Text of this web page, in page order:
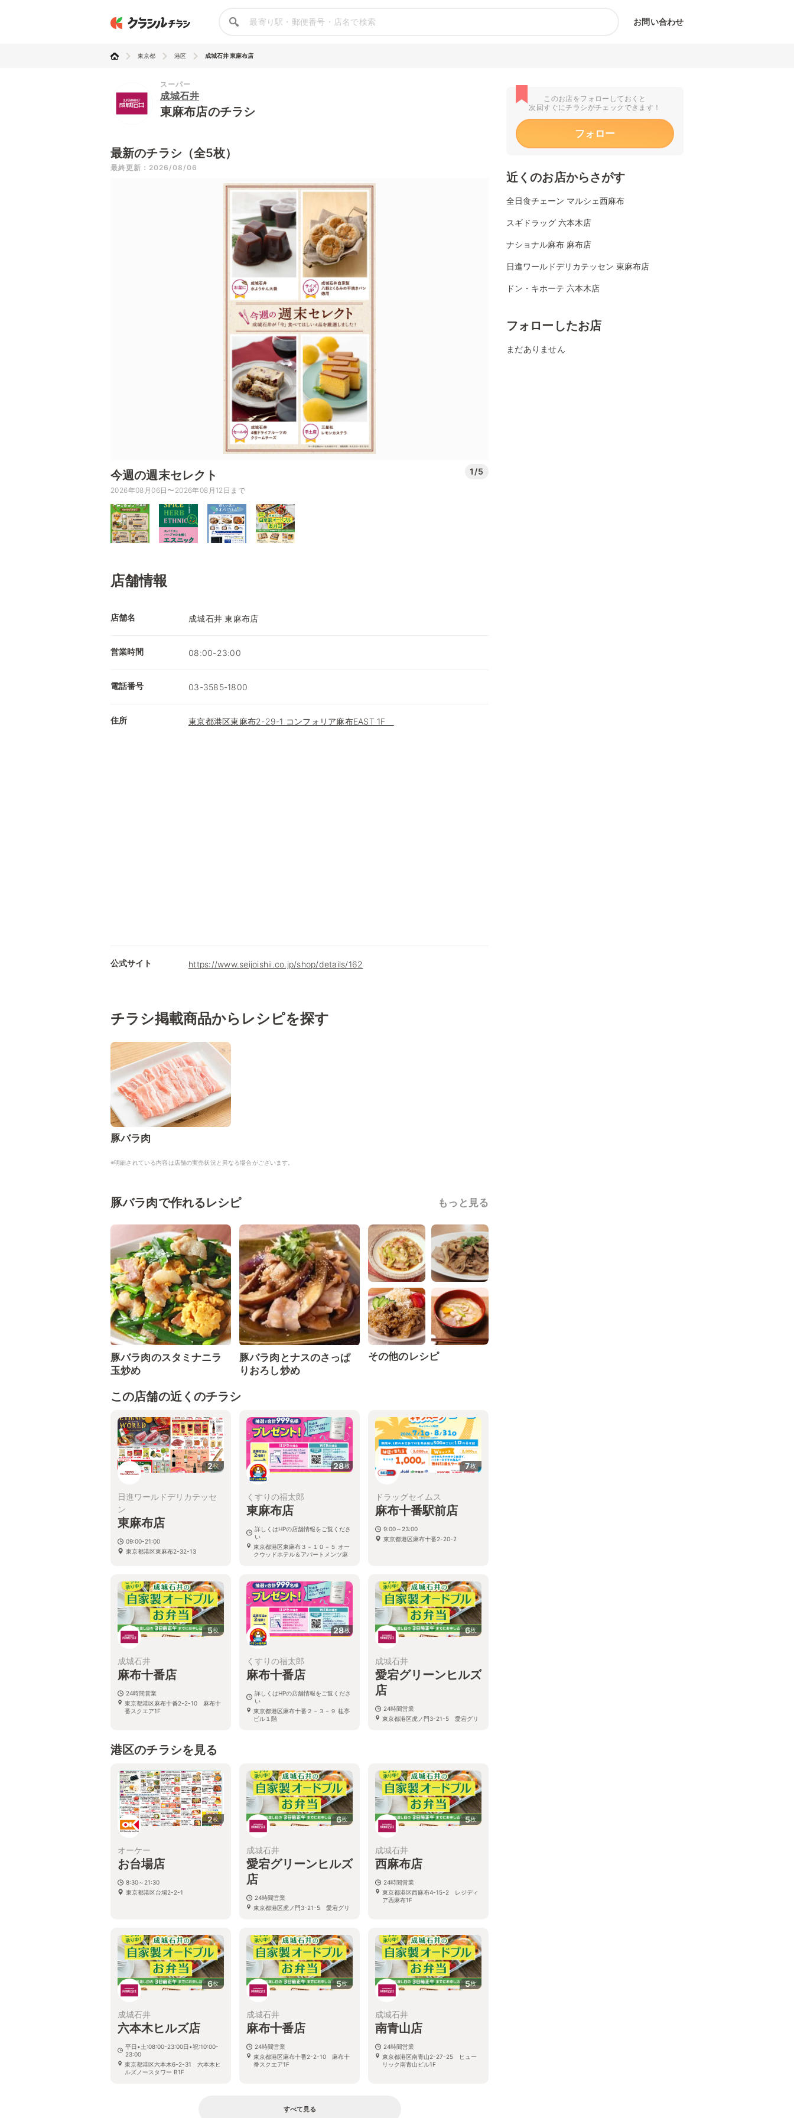
お問い合わせ
東京都 港区 成城石井 東麻布店
スーパー
成城石井
東麻布店のチラシ
最新のチラシ（全5枚）
最終更新：2026/08/06
今週の週末セレクト 1/5
2026年08月06日〜2026年08月12日まで
店舗情報
店舗名 成城石井 東麻布店
営業時間 08:00-23:00
電話番号 03-3585-1800
住所 東京都港区東麻布2-29-1 コンフォリア麻布EAST 1F
公式サイト https://www.seijoishii.co.jp/shop/details/162
チラシ掲載商品からレシピを探す
豚バラ肉
※明細されている内容は店舗の実売状況と異なる場合がございます。
豚バラ肉で作れるレシピ もっと見る
豚バラ肉のスタミナニラ
玉炒め
豚バラ肉とナスのさっぱ
りおろし炒め
その他のレシピ
この店舗の近くのチラシ
2枚
日進ワールドデリカテッセ
ン
東麻布店
09:00-21:00
東京都港区東麻布2-32-13
28枚
くすりの福太郎
東麻布店
詳しくはHPの店舗情報をご覧くださ
い
東京都港区東麻布３－１０－５ オー
クウッドホテル＆アパートメンツ麻
7枚
ドラッグセイムス
麻布十番駅前店
9:00～23:00
東京都港区麻布十番2-20-2
5枚
成城石井
麻布十番店
24時間営業
東京都港区麻布十番2-2-10 麻布十
番スクエア1F
28枚
くすりの福太郎
麻布十番店
詳しくはHPの店舗情報をご覧くださ
い
東京都港区麻布十番２－３－９ 桂亭
ビル１階
6枚
成城石井
愛宕グリーンヒルズ
店
24時間営業
東京都港区虎ノ門3-21-5 愛宕グリ
港区のチラシを見る
2枚
オーケー
お台場店
8:30～21:30
東京都港区台場2-2-1
6枚
成城石井
愛宕グリーンヒルズ
店
24時間営業
東京都港区虎ノ門3-21-5 愛宕グリ
5枚
成城石井
西麻布店
24時間営業
東京都港区西麻布4-15-2 レジディ
ア西麻布1F
6枚
成城石井
六本木ヒルズ店
平日•土:08:00-23:00日•祝:10:00-
23:00
東京都港区六本木6-2-31 六本木ヒ
ルズノースタワー B1F
5枚
成城石井
麻布十番店
24時間営業
東京都港区麻布十番2-2-10 麻布十
番スクエア1F
5枚
成城石井
南青山店
24時間営業
東京都港区南青山2-27-25 ヒュー
リック南青山ビル1F
すべて見る
このお店をフォローしておくと
次回すぐにチラシがチェックできます！
フォロー
近くのお店からさがす
全日食チェーン マルシェ西麻布
スギドラッグ 六本木店
ナショナル麻布 麻布店
日進ワールドデリカテッセン 東麻布店
ドン・キホーテ 六本木店
フォローしたお店
まだありません